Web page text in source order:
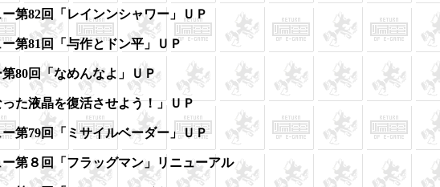
第82回「 レインンシャワー」ＵＰ
第81回「 与作とドン平」ＵＰ
80回「なめんなよ」ＵＰ
た液晶を復活させよう！」ＵＰ
第79回「 ミサイルベーダー」ＵＰ
第８回「 フラッグマン」リニューアル